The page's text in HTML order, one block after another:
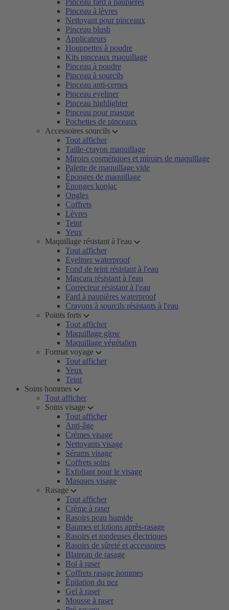
Pinceau fard à paupières
Pinceau à lèvres
Nettoyant pour pinceaux
Pinceau blush
Applicateurs
Houppettes à poudre
Kits pinceaux maquillage
Pinceau à poudre
Pinceau à sourcils
Pinceau anti-cernes
Pinceau eyeliner
Pinceau highlighter
Pinceau pour masque
Pochettes de pinceaux
Accessoires sourcils
Tout afficher
Taille-crayon maquillage
Miroirs cosmétiques et miroirs de maquillage
Palette de maquillage vide
Éponges de maquillage
Éponges konjac
Ongles
Coffrets
Lèvres
Teint
Yeux
Maquillage résistant à l'eau
Tout afficher
Eyeliner waterproof
Fond de teint résistant à l'eau
Mascara résistant à l'eau
Correcteur résistant à l'eau
Fard à paupières waterproof
Crayons à sourcils résistants à l'eau
Points forts
Tout afficher
Maquillage glow
Maquillage végétalien
Format voyage
Tout afficher
Yeux
Teint
Soins hommes
Tout afficher
Soins visage
Tout afficher
Anti-âge
Crèmes visage
Nettoyants visage
Sérums visage
Coffrets soins
Exfoliant pour le visage
Masques visage
Rasage
Tout afficher
Crème à raser
Rasoirs peau humide
Baumes et lotions après-rasage
Rasoirs et tondeuses électriques
Rasoirs de sûreté et accessoires
Blaireau de rasage
Bol à raser
Coffrets rasage hommes
Épilation du nez
Gel à raser
Mousse à raser